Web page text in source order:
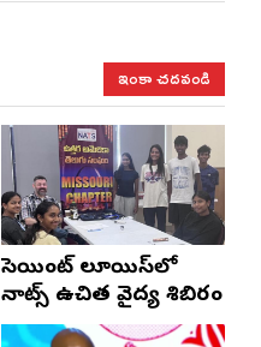
ఇంకా చదవండి
సెయింట్ లూయిస్‌లో
నాట్స్ ఉచిత వైద్య శిబిరం